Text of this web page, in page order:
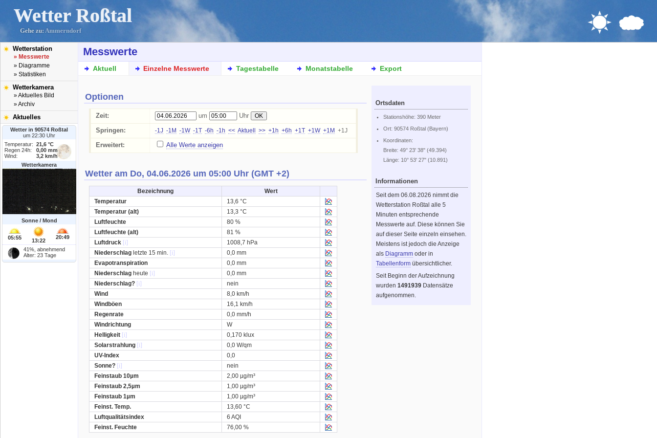
Wetter Roßtal
Gehe zu: Ammerndorf
Wetterstation
» Messwerte
» Diagramme
» Statistiken
Wetterkamera
» Aktuelles Bild
» Archiv
Aktuelles
Wetter in 90574 Roßtal
um 22:30 Uhr
Temperatur:
21,6 °C
Regen 24h:
0,00 mm
Wind:
3,2 km/h
Wetterkamera
Sonne / Mond
05:55 13:22
20:49
41%, abnehmend
Alter: 23 Tage
Messwerte
Aktuell Einzelne Messwerte Tagestabelle Monatstabelle Export
Ortsdaten
Stationshöhe: 390 Meter
Ort: 90574 Roßtal (Bayern)
Koordinaten:
Breite: 49° 23' 38" (49.394)
Länge: 10° 53' 27" (10.891)
Informationen
Seit dem 06.08.2026 nimmt die
Wetterstation Roßtal alle 5
Minuten entsprechende
Messwerte auf. Diese können Sie
auf dieser Seite einzeln einsehen.
Meistens ist jedoch die Anzeige
als Diagramm oder in
Tabellenform übersichtlicher.
Seit Beginn der Aufzeichnung
wurden 1491939 Datensätze
aufgenommen.
Optionen
Zeit: um
Uhr
Springen:
-1J -1M -1W -1T -6h -1h << Aktuell >> +1h +6h +1T +1W +1M +1J
Erweitert: Alle Werte anzeigen
Wetter am Do, 04.06.2026 um 05:00 Uhr (GMT +2)
Bezeichnung
Wert
Temperatur
13,6 °C
Temperatur (alt)
13,3 °C
Luftfeuchte
80 %
Luftfeuchte (alt)
81 %
Luftdruck [i]
1008,7 hPa
Niederschlag letzte 15 min. [i]
0,0 mm
Evapotranspiration
0,0 mm
Niederschlag heute [i]
0,0 mm
Niederschlag? [i]
nein
Wind
8,0 km/h
Windböen
16,1 km/h
Regenrate
0,0 mm/h
Windrichtung
W
Helligkeit [i]
0,170 klux
Solarstrahlung [i]
0,0 W/qm
UV-Index
0,0
Sonne? [i]
nein
Feinstaub 10µm
2,00 µg/m³
Feinstaub 2,5µm
1,00 µg/m³
Feinstaub 1µm
1,00 µg/m³
Feinst. Temp.
13,60 °C
Luftqualitätsindex
6 AQI
Feinst. Feuchte
76,00 %